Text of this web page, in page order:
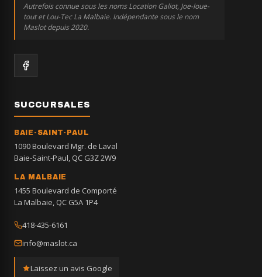
Autrefois connue sous les noms Location Galiot, Joe-loue-
tout et Lou-Tec La Malbaie. Indépendante sous le nom
Maslot depuis 2020.
SUCCURSALES
BAIE-SAINT-PAUL
1090 Boulevard Mgr. de Laval
Baie-Saint-Paul, QC G3Z 2W9
LA MALBAIE
1455 Boulevard de Comporté
La Malbaie, QC G5A 1P4
418-435-6161
info@maslot.ca
Laissez un avis Google